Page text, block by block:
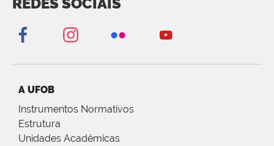
A UFOB
Instrumentos Normativos
Estrutura
Unidades Acadêmicas